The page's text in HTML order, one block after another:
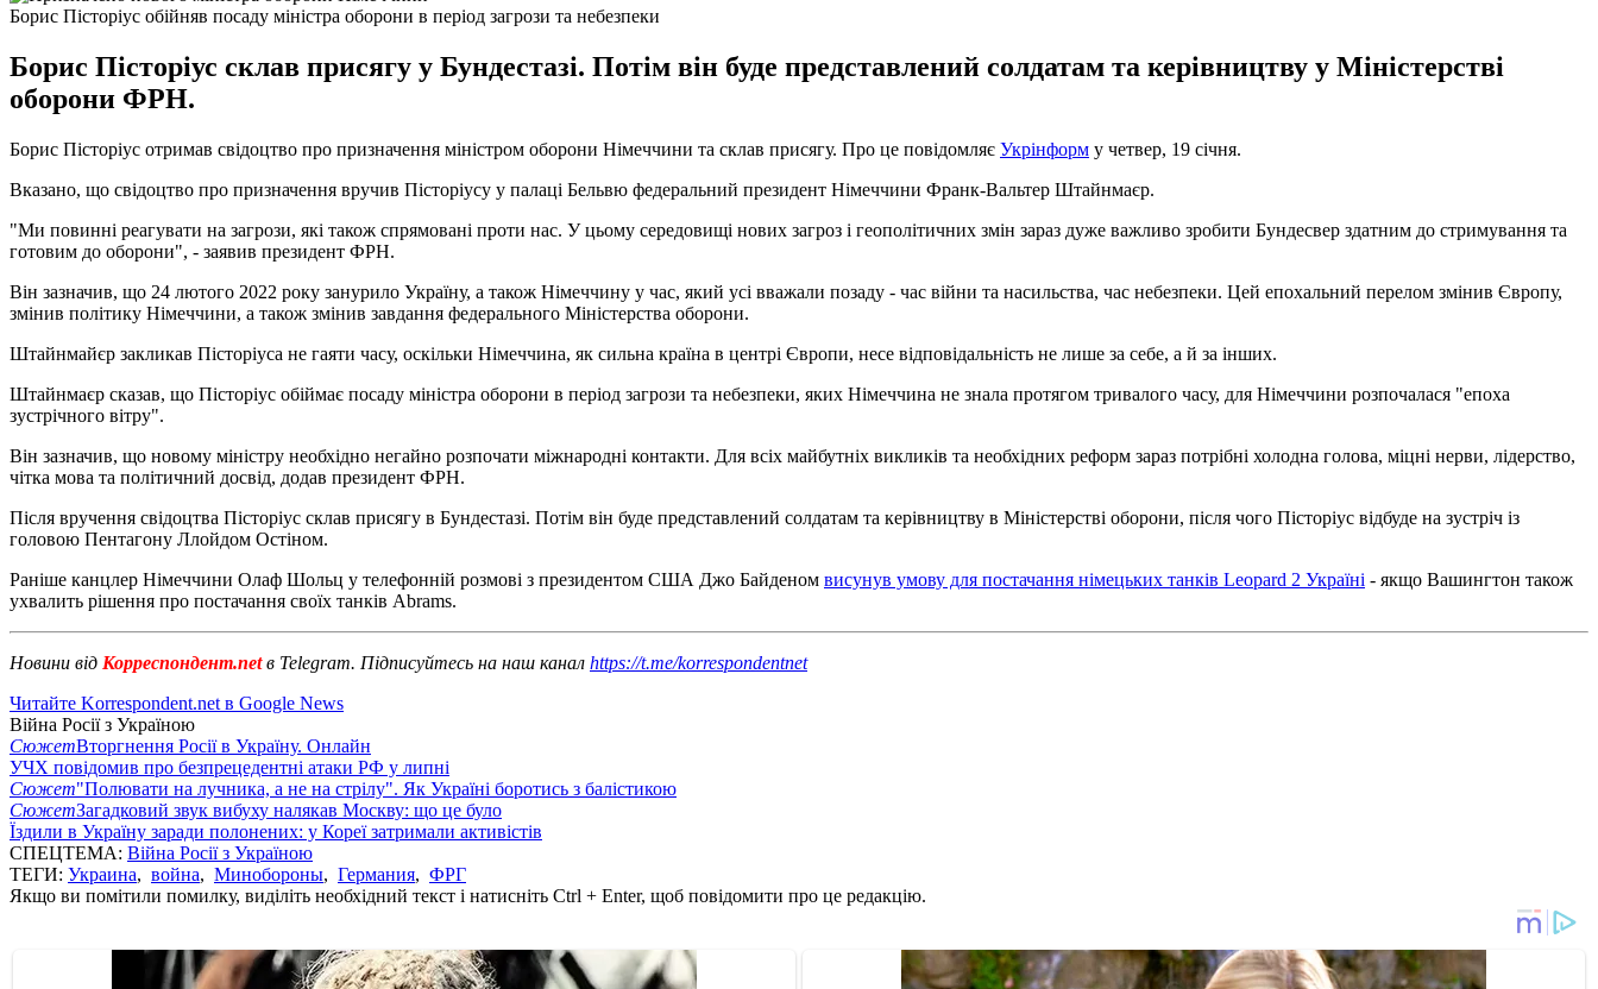
Борис Пісторіус обійняв посаду міністра оборони в період загрози та небезпеки
Борис Пісторіус склав присягу у Бундестазі. Потім він буде представлений солдатам та керівництву у Міністерстві
оборони ФРН.
Борис Пісторіус отримав свідоцтво про призначення міністром оборони Німеччини та склав присягу. Про це повідомляє Укрінформ у четвер, 19 січня.
Вказано, що свідоцтво про призначення вручив Пісторіусу у палаці Бельвю федеральний президент Німеччини Франк-Вальтер Штайнмаєр.
"Ми повинні реагувати на загрози, які також спрямовані проти нас. У цьому середовищі нових загроз і геополітичних змін зараз дуже важливо зробити Бундесвер здатним до стримування та
готовим до оборони", - заявив президент ФРН.
Він зазначив, що 24 лютого 2022 року занурило Україну, а також Німеччину у час, який усі вважали позаду - час війни та насильства, час небезпеки. Цей епохальний перелом змінив Європу,
змінив політику Німеччини, а також змінив завдання федерального Міністерства оборони.
Штайнмайєр закликав Пісторіуса не гаяти часу, оскільки Німеччина, як сильна країна в центрі Європи, несе відповідальність не лише за себе, а й за інших.
Штайнмаєр сказав, що Пісторіус обіймає посаду міністра оборони в період загрози та небезпеки, яких Німеччина не знала протягом тривалого часу, для Німеччини розпочалася "епоха
зустрічного вітру".
Він зазначив, що новому міністру необхідно негайно розпочати міжнародні контакти. Для всіх майбутніх викликів та необхідних реформ зараз потрібні холодна голова, міцні нерви, лідерство,
чітка мова та політичний досвід, додав президент ФРН.
Після вручення свідоцтва Пісторіус склав присягу в Бундестазі. Потім він буде представлений солдатам та керівництву в Міністерстві оборони, після чого Пісторіус відбуде на зустріч із
головою Пентагону Ллойдом Остіном.
Раніше канцлер Німеччини Олаф Шольц у телефонній розмові з президентом США Джо Байденом висунув умову для постачання німецьких танків Leopard 2 Україні - якщо Вашингтон також
ухвалить рішення про постачання своїх танків Abrams.
Новини від Корреспондент.netв Telegram. Підписуйтесь на наш канал https://t.me/korrespondentnet
Читайте Korrespondent.net в Google News
Війна Росії з Україною
СюжетВторгнення Росії в Україну. Онлайн
УЧХ повідомив про безпрецедентні атаки РФ у липні
Сюжет"Полювати на лучника, а не на стрілу". Як Україні боротись з балістикою
СюжетЗагадковий звук вибуху налякав Москву: що це було
Їздили в Україну заради полонених: у Кореї затримали активістів
СПЕЦТЕМА: Війна Росії з Україною
ТЕГИ: Украина, война, Минобороны, Германия, ФРГ
Якщо ви помітили помилку, виділіть необхідний текст і натисніть Ctrl + Enter, щоб повідомити про це редакцію.